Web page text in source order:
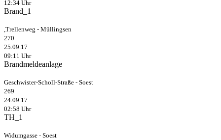
12:34 Uhr
Brand_1
,Trellenweg - Müllingsen
270
25.09.17
09:11 Uhr
Brandmeldeanlage
Geschwister-Scholl-Straße - Soest
269
24.09.17
02:58 Uhr
TH_1
Widumgasse - Soest